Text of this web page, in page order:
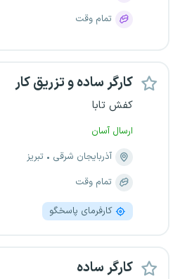
تمام وقت
کارگر ساده و تزریق کار
کفش تابا
ارسال آسان
آذربایجان شرقی
تبریز
تمام وقت
کارفرمای پاسخگو
کارگر ساده